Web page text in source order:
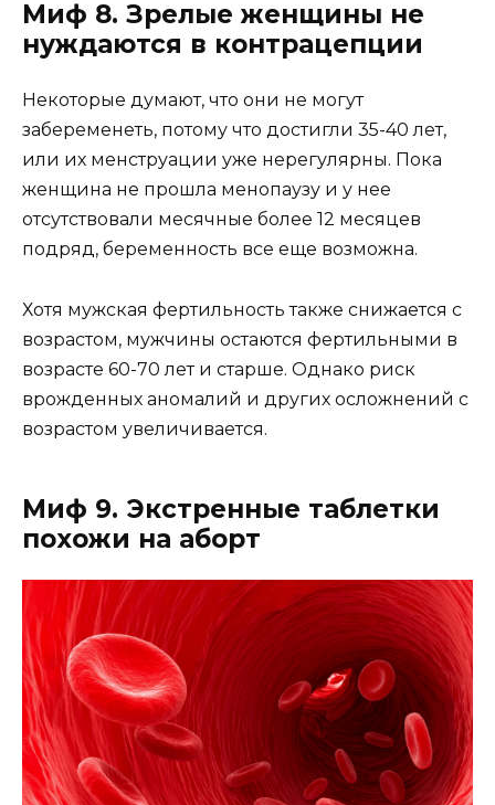
Миф 8. Зрелые женщины не
нуждаются в контрацепции
Некоторые думают, что они не могут
забеременеть, потому что достигли 35-40 лет,
или их менструации уже нерегулярны. Пока
женщина не прошла менопаузу и у нее
отсутствовали месячные более 12 месяцев
подряд, беременность все еще возможна.
Хотя мужская фертильность также снижается с
возрастом, мужчины остаются фертильными в
возрасте 60-70 лет и старше. Однако риск
врожденных аномалий и других осложнений с
возрастом увеличивается.
Миф 9. Экстренные таблетки
похожи на аборт